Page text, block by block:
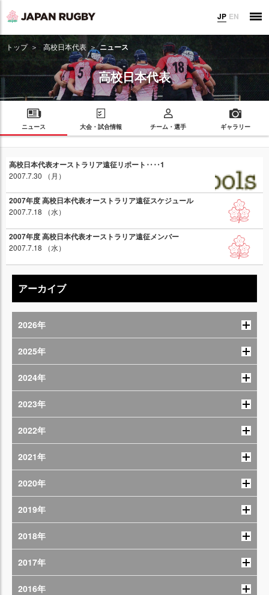
JP EN
トップ 高校日本代表 ニュース
高校日本代表
ニュース 大会・試合情報 チーム・選手 ギャラリー
高校日本代表オーストラリア遠征リポート‥‥1
2007.7.30 （月）
2007年度 高校日本代表オーストラリア遠征スケジュール
2007.7.18 （水）
2007年度 高校日本代表オーストラリア遠征メンバー
2007.7.18 （水）
アーカイブ
2026年
2025年
2024年
2023年
2022年
2021年
2020年
2019年
2018年
2017年
2016年